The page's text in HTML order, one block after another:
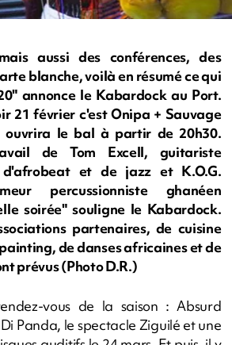
aussi des conférences, des
blanche, voilà en résumé ce qui
annonce le Kabardock au Port.
21 février c'est Onipa + Sauvage
ouvrira le bal à partir de 20h30.
de Tom Excell, guitariste
et de jazz et K.O.G.
percussionniste ghanéen
soirée" souligne le Kabardock.
partenaires, de cuisine
de danses africaines et de
prévus (Photo D.R.)
vous de la saison : Absurd
Panda, le spectacle Ziguilé et une